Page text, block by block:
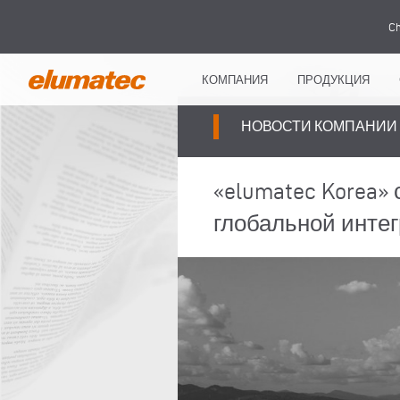
КОМПАНИЯ ПРОДУКЦИЯ
НОВОСТИ КОМПАНИИ
«elumatec Korea»
глобальной